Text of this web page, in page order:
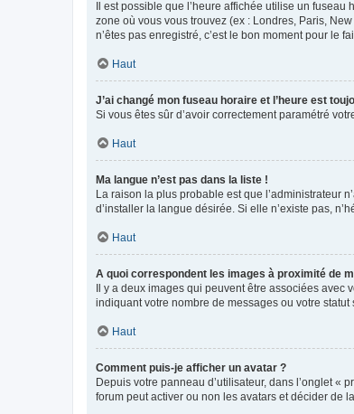
Il est possible que l’heure affichée utilise un
zone où vous vous trouvez (ex : Londres, Paris,
n’êtes pas enregistré, c’est le bon moment pour le
Haut
J’ai changé mon fuseau horaire et l’heure est
Si vous êtes sûr d’avoir correctement paramétré
Haut
Ma langue n’est pas dans la liste !
La raison la plus probable est que l’administrateur
d’installer la langue désirée. Si elle n’existe pas,
Haut
A quoi correspondent les images à proximité de
Il y a deux images qui peuvent être associées avec
indiquant votre nombre de messages ou votre
Haut
Comment puis-je afficher un avatar ?
Depuis votre panneau d’utilisateur, dans l’onglet «
forum peut activer ou non les avatars et décider de